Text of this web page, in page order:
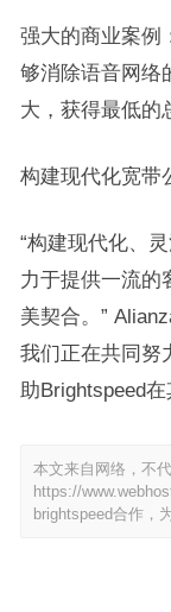
强大的商业案例
够消除语音网络
大，获得最低的
构建现代化宽带
“构建现代化、
力于提供一流的
美契合。”
我们正在共同努
助Brightspeed
本文来自网络，不
https://
brightspeed合作，